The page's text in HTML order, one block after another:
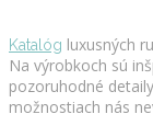
Katalóg luxusných
Na výrobkoch sú
pozoruhodné
možnostiach nás